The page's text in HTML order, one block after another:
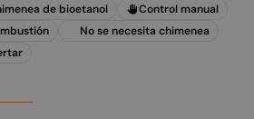
de bioetanol
Control manual
No se necesita chimenea